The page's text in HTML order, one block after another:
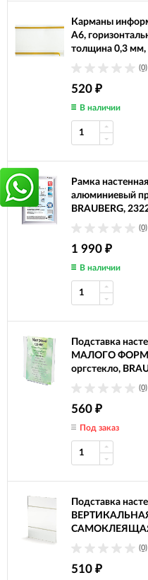
Карманы
А6,
толщина 0,3 мм,
(0)
520 ₽
В наличии
Рамка
алюминиевый
BRAUBERG,
(0)
1 990 ₽
В наличии
Подставка
МАЛОГО
оргстекло,
(0)
560 ₽
Под заказ
Подставка
(0)
510 ₽